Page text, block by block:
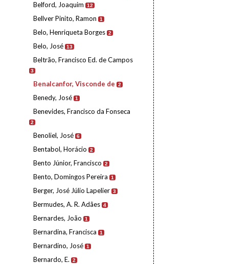
Belford, Joaquim 12
Bellver Pinito, Ramon 1
Belo, Henriqueta Borges 2
Belo, José 13
Beltrão, Francisco Ed. de Campos
3
Benalcanfor, Visconde de 2
Benedy, José 1
Benevides, Francisco da Fonseca
2
Benoliel, José 6
Bentabol, Horácio 2
Bento Júnior, Francisco 2
Bento, Domingos Pereira 1
Berger, José Júlio Lapelier 3
Bermudes, A. R. Adães 4
Bernardes, João 1
Bernardina, Francisca 1
Bernardino, José 1
Bernardo, E. 2